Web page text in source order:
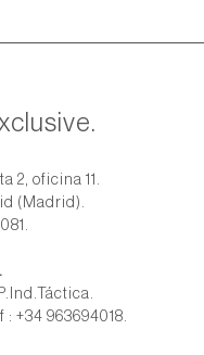
2, oficina 11.
(Madrid).
+34 963694018.